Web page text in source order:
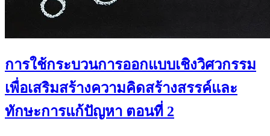
การใช้กระบวนการออกแบบเชิงวิศวกรรม
เพื่อเสริมสร้างความคิดสร้างสรรค์และ
ทักษะการแก้ปัญหา ตอนที่ 2